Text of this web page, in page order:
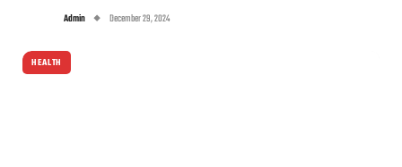
Admin December 29, 2024
HEALTH